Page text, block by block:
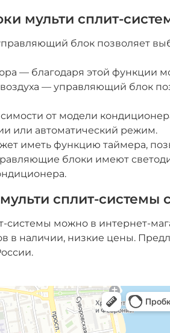
мульти сплит-
блок позволяет
— благодаря этой функции
— управляющий блок
от модели
или автоматический режим.
иметь функцию таймера,
блоки имеют
сплит-системы
системы можно в интернет-
в наличии, низкие цены.